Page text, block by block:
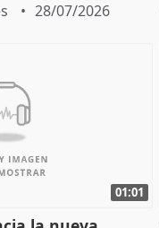
28/07/2026
01:01